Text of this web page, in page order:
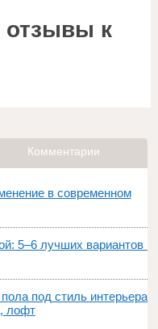
отзывы к
Комментарии
в современном
5–6 лучших вариантов и
под стиль интерьера:
лофт